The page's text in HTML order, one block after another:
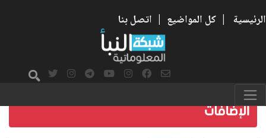
الرئيسية | كل المواضيع | اتصل بنا